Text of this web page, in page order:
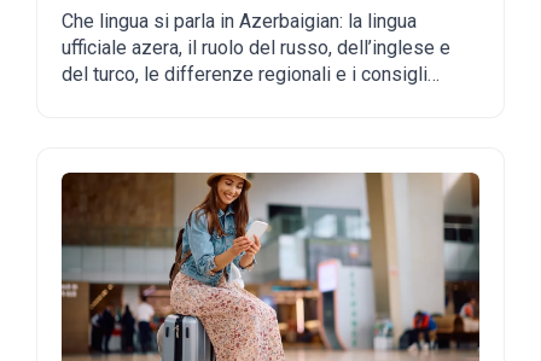
per turisti e chi vuole
trasferirsi
Che lingua si parla in Azerbaigian: la lingua
ufficiale azera, il ruolo del russo, dell’inglese e
del turco, le differenze regionali e i consigli